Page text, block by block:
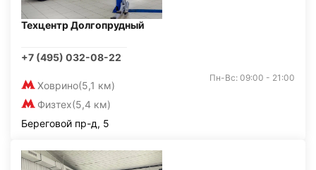
Техцентр Долгопрудный
+7 (495) 032-08-22
Ховрино(5,1 км)
Физтех(5,4 км)
Пн-Вс: 09:00 - 21:00
Береговой пр-д, 5